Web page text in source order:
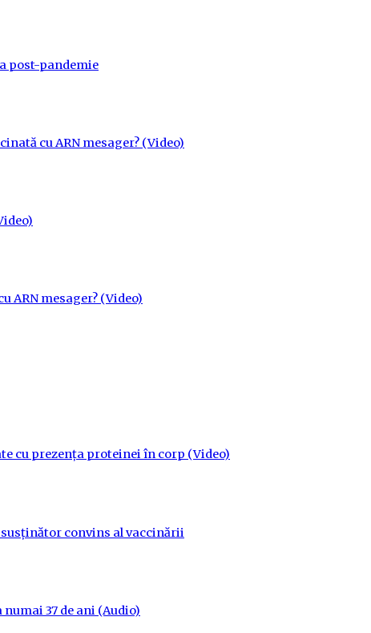
post-pandemie
cu ARN mesager? (Video)
ARN mesager? (Video)
cu prezența proteinei în corp (Video)
convins al vaccinării
37 de ani (Audio)